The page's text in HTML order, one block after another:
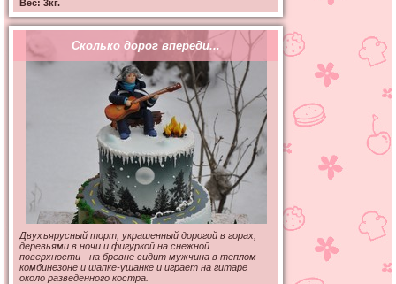
Вес: 3кг.
Сколько дорог впереди...
Двухъярусный торт, украшенный дорогой в горах,
деревьями в ночи и фигуркой на снежной
поверхности - на бревне сидит мужчина в теплом
комбинезоне и шапке-ушанке и играет на гитаре
около разведенного костра.